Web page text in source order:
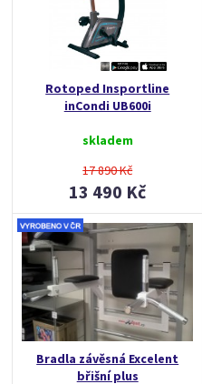
Rotoped Insportline
inCondi UB600i
skladem
17 890 Kč
13 490 Kč
Bradla závěsná Excelent
břišní plus